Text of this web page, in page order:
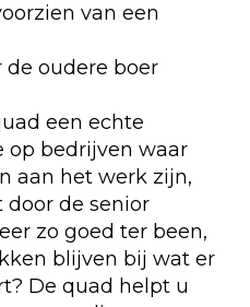
van een
de oudere boer
een echte
op bedrijven waar
aan het werk zijn,
de senior
zo goed ter been,
blijven bij wat er
De quad helpt u